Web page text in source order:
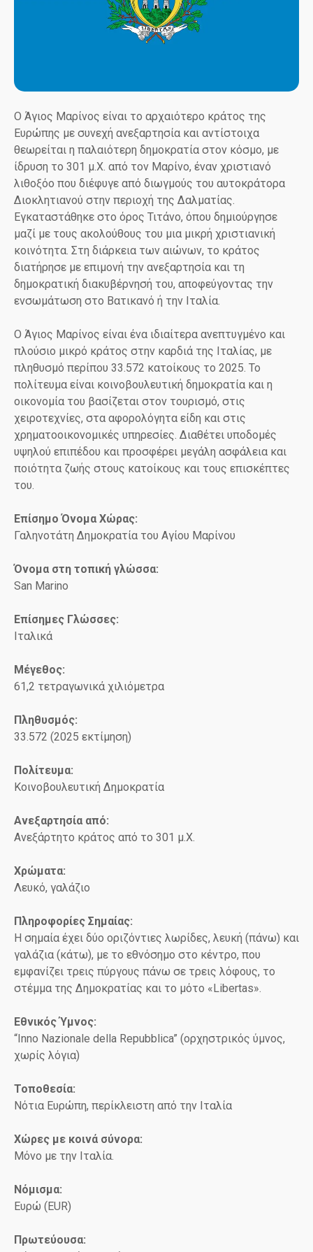
Ο Άγιος Μαρίνος είναι το αρχαιότερο κράτος της
Ευρώπης με συνεχή ανεξαρτησία και αντίστοιχα
θεωρείται η παλαιότερη δημοκρατία στον κόσμο, με
ίδρυση το 301 μ.Χ. από τον Μαρίνο, έναν χριστιανό
λιθοξόο που διέφυγε από διωγμούς του αυτοκράτορα
Διοκλητιανού στην περιοχή της Δαλματίας.
Εγκαταστάθηκε στο όρος Τιτάνο, όπου δημιούργησε
μαζί με τους ακολούθους του μια μικρή χριστιανική
κοινότητα. Στη διάρκεια των αιώνων, το κράτος
διατήρησε με επιμονή την ανεξαρτησία και τη
δημοκρατική διακυβέρνησή του, αποφεύγοντας την
ενσωμάτωση στο Βατικανό ή την Ιταλία.
Ο Άγιος Μαρίνος είναι ένα ιδιαίτερα ανεπτυγμένο και
πλούσιο μικρό κράτος στην καρδιά της Ιταλίας, με
πληθυσμό περίπου 33.572 κατοίκους το 2025. Το
πολίτευμα είναι κοινοβουλευτική δημοκρατία και η
οικονομία του βασίζεται στον τουρισμό, στις
χειροτεχνίες, στα αφορολόγητα είδη και στις
χρηματοοικονομικές υπηρεσίες. Διαθέτει υποδομές
υψηλού επιπέδου και προσφέρει μεγάλη ασφάλεια και
ποιότητα ζωής στους κατοίκους και τους επισκέπτες
του.
Επίσημο Όνομα Χώρας:
Γαληνοτάτη Δημοκρατία του Αγίου Μαρίνου
Όνομα στη τοπική γλώσσα:
San Marino
Επίσημες Γλώσσες:
Ιταλικά
Μέγεθος:
61,2 τετραγωνικά χιλιόμετρα
Πληθυσμός:
33.572 (2025 εκτίμηση)
Πολίτευμα:
Κοινοβουλευτική Δημοκρατία
Ανεξαρτησία από:
Ανεξάρτητο κράτος από το 301 μ.Χ.
Χρώματα:
Λευκό, γαλάζιο
Πληροφορίες Σημαίας:
Η σημαία έχει δύο οριζόντιες λωρίδες, λευκή (πάνω) και
γαλάζια (κάτω), με το εθνόσημο στο κέντρο, που
εμφανίζει τρεις πύργους πάνω σε τρεις λόφους, το
στέμμα της Δημοκρατίας και το μότο «Libertas».
Εθνικός Ύμνος:
“Inno Nazionale della Repubblica” (ορχηστρικός ύμνος,
χωρίς λόγια)
Τοποθεσία:
Νότια Ευρώπη, περίκλειστη από την Ιταλία
Χώρες με κοινά σύνορα:
Μόνο με την Ιταλία.
Νόμισμα:
Ευρώ (EUR)
Πρωτεύουσα: